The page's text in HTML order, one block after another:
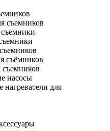
съемников
съёмников
насосы
для